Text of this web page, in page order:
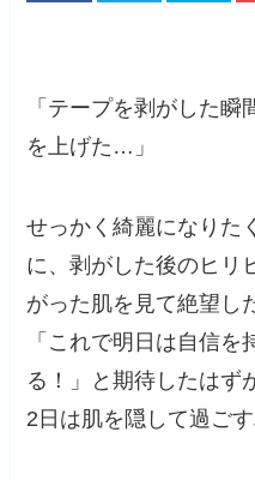
「テープを剥がした
を上げた…」
せっかく綺麗になりた
に、剥がした後のヒリ
がった肌を見て絶望し
「これで明日は自信
る！」と期待したはず
2日は肌を隠して過ごす